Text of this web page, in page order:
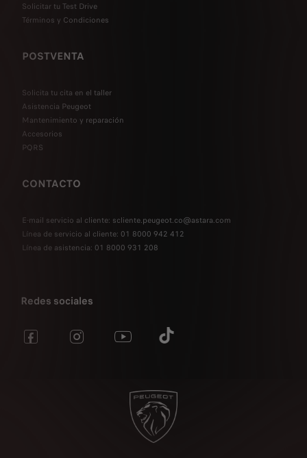
Solicitar tu Test Drive
Términos y Condiciones
POSTVENTA
Solicita tu cita en el taller
Asistencia Peugeot
Mantenimiento y reparación
Accesorios
PQRS
CONTACTO
E-mail servicio al cliente: scliente.peugeot.co@astara.com
Línea de servicio al cliente: 01 8000 942 412
Línea de asistencia: 01 8000 931 208
Redes sociales